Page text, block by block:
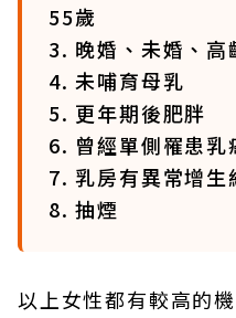
55歲
3. 晚婚、未婚、高
4. 未哺育母乳
5. 更年期後肥胖
6. 曾經單側罹患乳
7. 乳房有異常增生
8. 抽煙
以上女性都有較高的